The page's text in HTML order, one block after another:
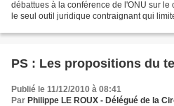
débattues à la conférence de l'ONU sur
le seul outil juridique contraignant qui
PS : Les propositions du
Publié le 11/12/2010 à 08:41
Par Philippe LE ROUX - Délégué de la